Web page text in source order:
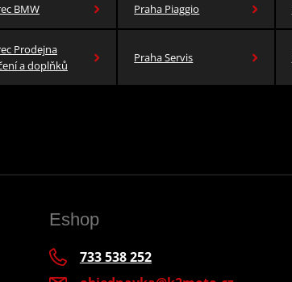
BMW Praha Piaggio
Prodejna
a doplňků
Praha Servis
Eshop
733 538 252